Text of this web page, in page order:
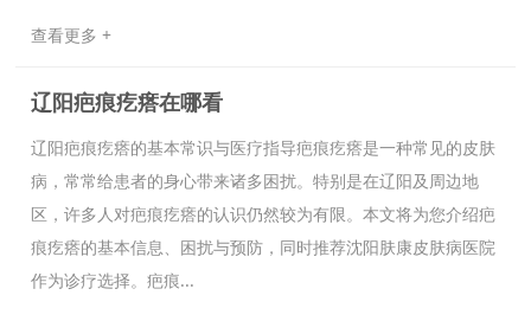
查看更多 +
辽阳疤痕疙瘩在哪看
辽阳疤痕疙瘩的基本常识与医疗指导疤痕疙瘩是一种常见的皮肤
病，常常给患者的身心带来诸多困扰。特别是在辽阳及周边地
区，许多人对疤痕疙瘩的认识仍然较为有限。本文将为您介绍疤
痕疙瘩的基本信息、困扰与预防，同时推荐沈阳肤康皮肤病医院
作为诊疗选择。疤痕...